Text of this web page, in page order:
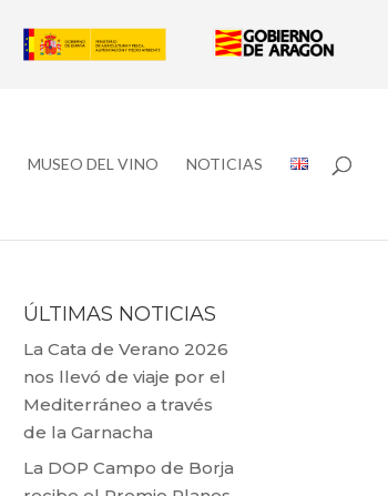
MUSEO DEL VINO NOTICIAS
ÚLTIMAS NOTICIAS
La Cata de Verano 2026
nos llevó de viaje por el
Mediterráneo a través
de la Garnacha
La DOP Campo de Borja